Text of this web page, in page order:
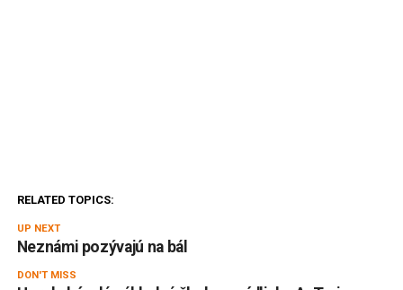
RELATED TOPICS:
UP NEXT
Neznámi pozývajú na bál
DON'T MISS